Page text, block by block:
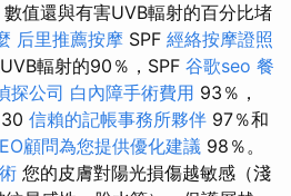
數值還與有害UVB輻射的百分比堵
后里推薦按摩 SPF 經絡按摩證照
輻射的90％，SPF 谷歌seo 餐
探公司 白內障手術費用 93％，
30 信賴的記帳事務所夥伴 97％和
顧問為您提供優化建議 98％。
您的皮膚對陽光損傷越敏感（淺